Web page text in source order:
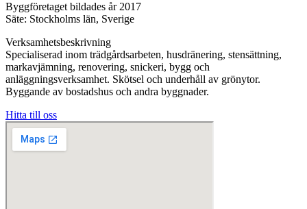
Byggföretaget bildades år 2017
Säte: Stockholms län, Sverige
Verksamhetsbeskrivning
Specialiserad inom trädgårdsarbeten, husdränering, stensättning,
markavjämning, renovering, snickeri, bygg och
anläggningsverksamhet. Skötsel och underhåll av grönytor.
Byggande av bostadshus och andra byggnader.
Hitta till oss